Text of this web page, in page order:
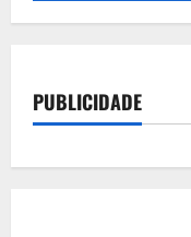
PUBLICIDADE